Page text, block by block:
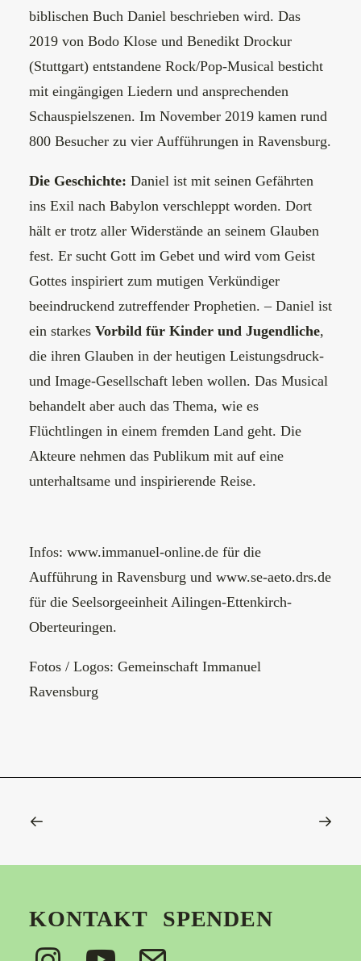
biblischen Buch Daniel beschrieben wird. Das
2019 von Bodo Klose und Benedikt Drockur
(Stuttgart) entstandene Rock/Pop-Musical besticht
mit eingängigen Liedern und ansprechenden
Schauspielszenen. Im November 2019 kamen rund
800 Besucher zu vier Aufführungen in Ravensburg.
Die Geschichte: Daniel ist mit seinen Gefährten
ins Exil nach Babylon verschleppt worden. Dort
hält er trotz aller Widerstände an seinem Glauben
fest. Er sucht Gott im Gebet und wird vom Geist
Gottes inspiriert zum mutigen Verkündiger
beeindruckend zutreffender Prophetien. – Daniel ist
ein starkes Vorbild für Kinder und Jugendliche,
die ihren Glauben in der heutigen Leistungsdruck-
und Image-Gesellschaft leben wollen. Das Musical
behandelt aber auch das Thema, wie es
Flüchtlingen in einem fremden Land geht. Die
Akteure nehmen das Publikum mit auf eine
unterhaltsame und inspirierende Reise.
Infos: www.immanuel-online.de für die
Aufführung in Ravensburg und www.se-aeto.drs.de
für die Seelsorgeeinheit Ailingen-Ettenkirch-
Oberteuringen.
Fotos / Logos: Gemeinschaft Immanuel
Ravensburg
KONTAKT SPENDEN